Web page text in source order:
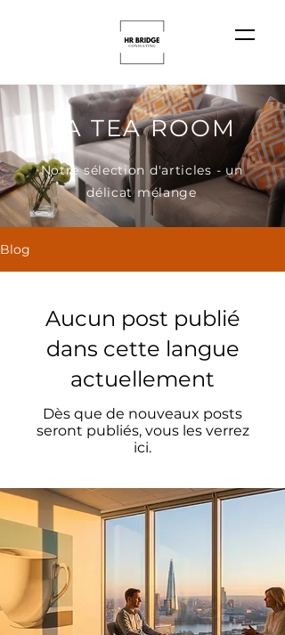
LA TEA ROOM
Notre sélection d'articles - un
délicat mélange
Blog
Aucun post publié
dans cette langue
actuellement
Dès que de nouveaux posts
seront publiés, vous les verrez
ici.